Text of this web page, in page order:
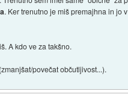
. Ker trenutno je miš premajhna in jo
A kdo ve za takšno.
povečat občutljivost...).